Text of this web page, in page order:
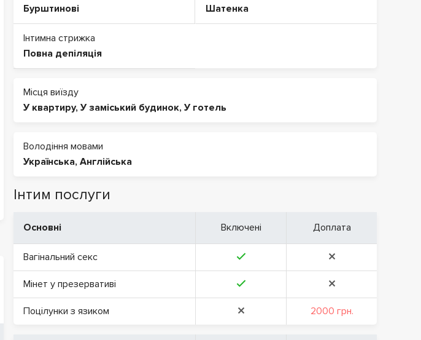
Бурштинові
Шатенка
Інтимна стрижка
Повна депіляція
Місця виїзду
У квартиру, У заміський будинок, У готель
Володіння мовами
Українська, Англійська
Інтим послуги
Основні Включені Доплата
Вагінальний секс
Мінет у презервативі
Поцілунки з язиком 2000 грн.